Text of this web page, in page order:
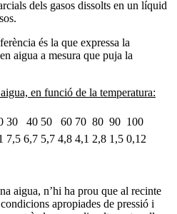
dels gasos dissolts en un líquid
és la que expressa la
aigua a mesura que puja la
en funció de la temperatura:
30 40 50 60 70 80 90 100
7,5 6,7 5,7 4,8 4,1 2,8 1,5 0,12
aigua, n’hi ha prou que al recinte
apropiades de pressió i